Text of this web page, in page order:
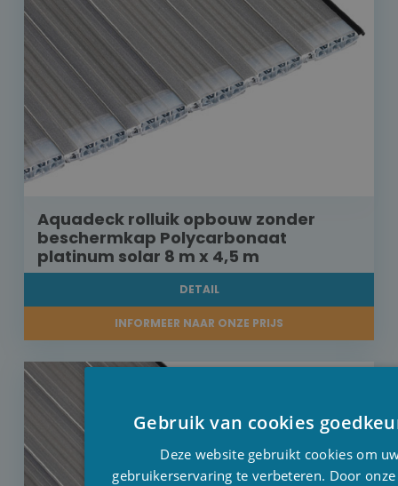
Aquadeck rolluik opbouw zonder
beschermkap Polycarbonaat
platinum solar 8 m x 4,5 m
DETAIL
INFORMEER NAAR ONZE PRIJS
Gebruik van cookies
Deze website gebruikt cookies om
gebruikerservaring te verbeteren. Door